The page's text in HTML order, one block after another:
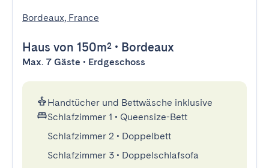
Bordeaux, France
Haus von 150m² • Bordeaux
Max. 7 Gäste • Erdgeschoss
Handtücher und Bettwäsche inklusive
Schlafzimmer 1 • Queensize-Bett
Schlafzimmer 2 • Doppelbett
Schlafzimmer 3 • Doppelschlafsofa